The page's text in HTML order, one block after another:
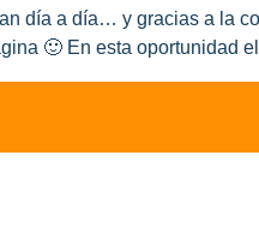
día a día… y gracias a la
🙂 En esta oportunidad